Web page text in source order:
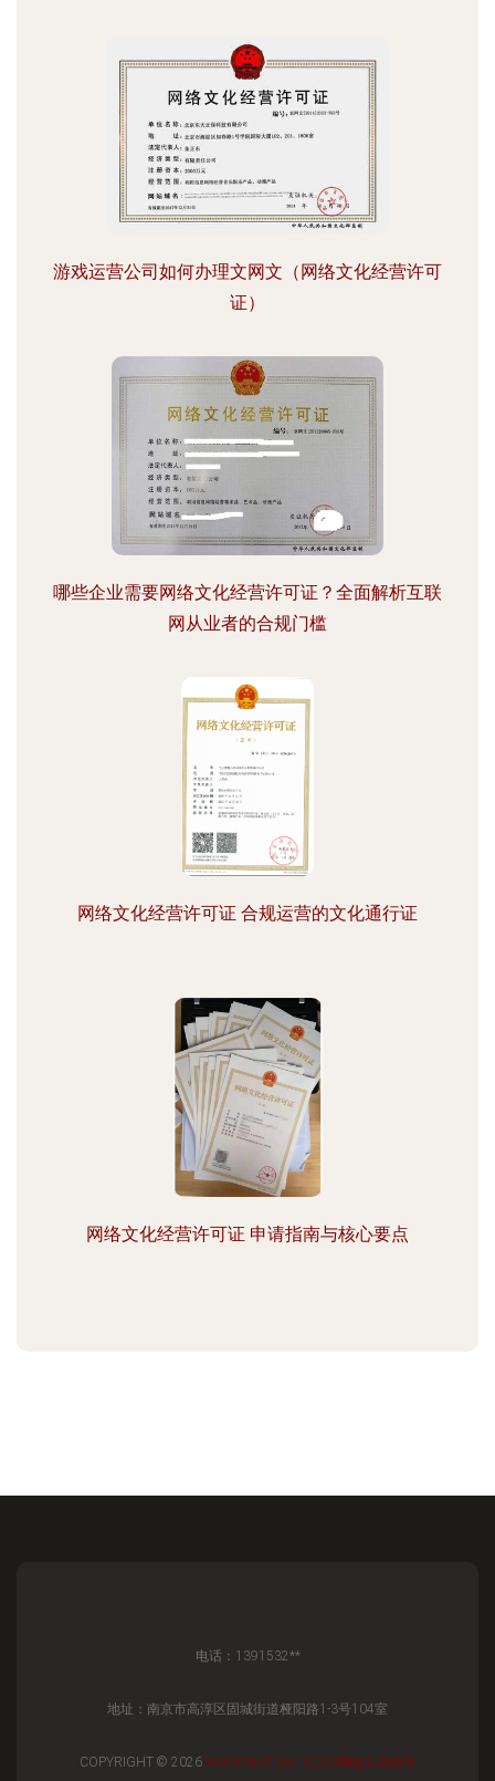
游戏运营公司如何办理文网文（网络文化经营许可
证）
哪些企业需要网络文化经营许可证？全面解析互联
网从业者的合规门槛
网络文化经营许可证 合规运营的文化通行证
网络文化经营许可证 申请指南与核心要点
电话：1391532**
地址：南京市高淳区固城街道桠阳路1-3号104室
COPYRIGHT © 2026 WWW.NJYF567.COM 网络文化经营